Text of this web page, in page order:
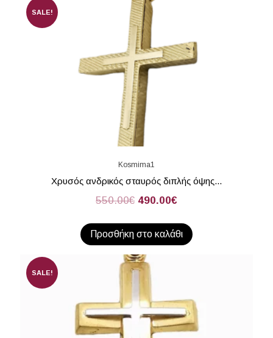
SALE!
Kosmima1
Χρυσός ανδρικός σταυρός διπλής όψης...
550.00€ 490.00€
Προσθήκη στο καλάθι
SALE!